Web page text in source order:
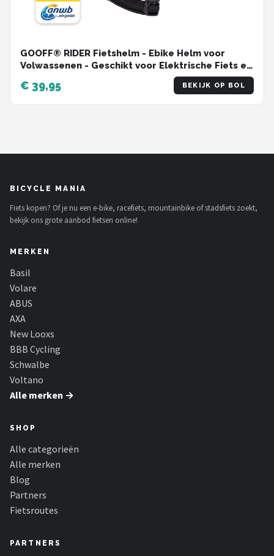
GOOFF® RIDER Fietshelm - Ebike Helm voor
Volwassenen - Geschikt voor Elektrische Fiets en
Racefiets - Dames en Heren - Zwart - M
€ 39,95 BEKIJK OP BOL
BICYCLE MANIA
Fiets kopen? Of je nu een e-bike, racefiets, mountainbike of stadsfiets zoekt,
bekijk ons grote aanbod fietsen online!
MERKEN
Basil
Volare
ABUS
AXA
New Looxs
BBB Cycling
Schwalbe
Voltano
Alle merken →
SHOP
Alle categorieën
Alle merken
Blog
Partners
Fietsroutes
PARTNERS